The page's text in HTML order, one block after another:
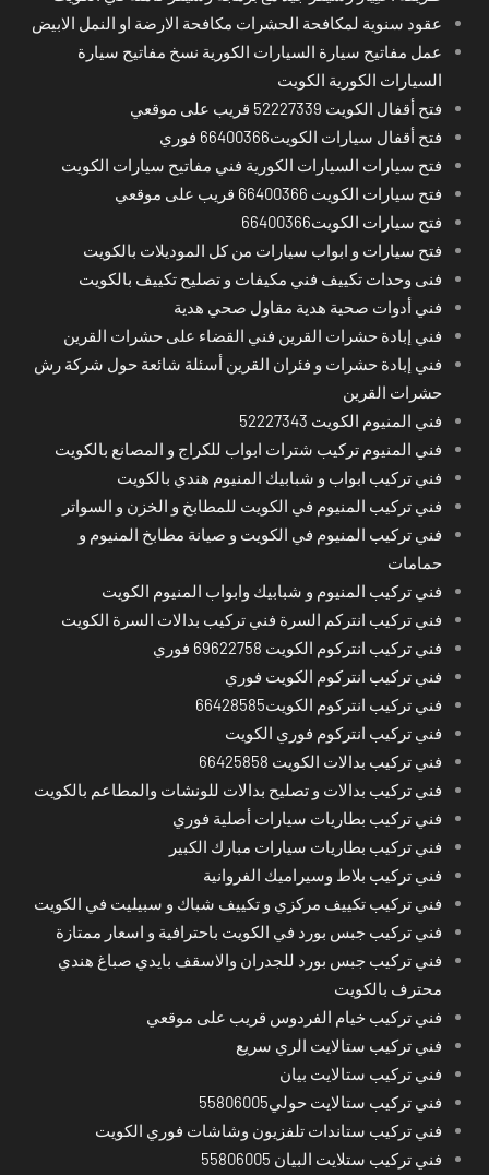
عقود سنوية لمكافحة الحشرات مكافحة الارضة او النمل الابيض
عمل مفاتيح سيارة السيارات الكورية نسخ مفاتيح سيارة
السيارات الكورية الكويت
فتح أقفال الكويت 52227339 قريب على موقعي
فتح أقفال سيارات الكويت66400366 فوري
فتح سيارات السيارات الكورية فني مفاتيح سيارات الكويت
فتح سيارات الكويت 66400366 قريب على موقعي
فتح سيارات الكويت66400366
فتح سيارات و ابواب سيارات من كل الموديلات بالكويت
فنى وحدات تكييف فني مكيفات و تصليح تكييف بالكويت
فني أدوات صحية هدية مقاول صحي هدية
فني إبادة حشرات القرين فني القضاء على حشرات القرين
فني إبادة حشرات و فئران القرين أسئلة شائعة حول شركة رش
حشرات القرين
فني المنيوم الكويت 52227343
فني المنيوم تركيب شترات ابواب للكراج و المصانع بالكويت
فني تركيب ابواب و شبابيك المنيوم هندي بالكويت
فني تركيب المنيوم في الكويت للمطابخ و الخزن و السواتر
فني تركيب المنيوم في الكويت و صيانة مطابخ المنيوم و
حمامات
فني تركيب المنيوم و شبابيك وابواب المنيوم الكويت
فني تركيب انتركم السرة فني تركيب بدالات السرة الكويت
فني تركيب انتركوم الكويت 69622758 فوري
فني تركيب انتركوم الكويت فوري
فني تركيب انتركوم الكويت66428585
فني تركيب انتركوم فوري الكويت
فني تركيب بدالات الكويت 66425858
فني تركيب بدالات و تصليح بدالات للونشات والمطاعم بالكويت
فني تركيب بطاريات سيارات أصلية فوري
فني تركيب بطاريات سيارات مبارك الكبير
فني تركيب بلاط وسيراميك الفروانية
فني تركيب تكييف مركزي و تكييف شباك و سبيليت في الكويت
فني تركيب جبس بورد في الكويت باحترافية و اسعار ممتازة
فني تركيب جبس بورد للجدران والاسقف بايدي صباغ هندي
محترف بالكويت
فني تركيب خيام الفردوس قريب على موقعي
فني تركيب ستالايت الري سريع
فني تركيب ستالايت بيان
فني تركيب ستالايت حولي55806005
فني تركيب ستاندات تلفزيون وشاشات فوري الكويت
فني تركيب ستلايت البيان 55806005